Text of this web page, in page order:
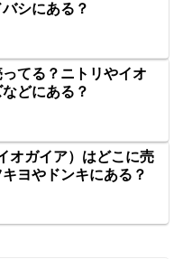
シにある？
てる？ニトリやイオ
どにある？
オガイア）はどこに売
ヨやドンキにある？